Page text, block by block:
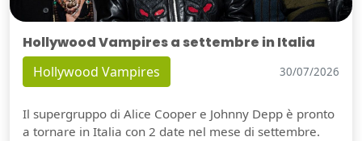
Hollywood Vampires a settembre in Italia
Hollywood Vampires 30/07/2026
Il supergruppo di Alice Cooper e Johnny Depp è pronto
a tornare in Italia con 2 date nel mese di settembre.